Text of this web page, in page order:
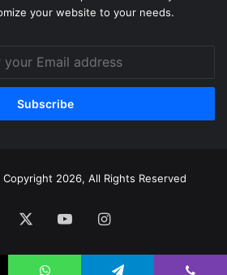
your website to your needs.
2026, All Rights Reserved
YouTubeInstagram